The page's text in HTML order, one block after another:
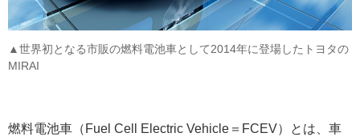
▲世界初となる市販の燃料電池車として2014年に登場したトヨタの
MIRAI
燃料電池車（Fuel Cell Electric Vehicle＝FCEV）とは、車